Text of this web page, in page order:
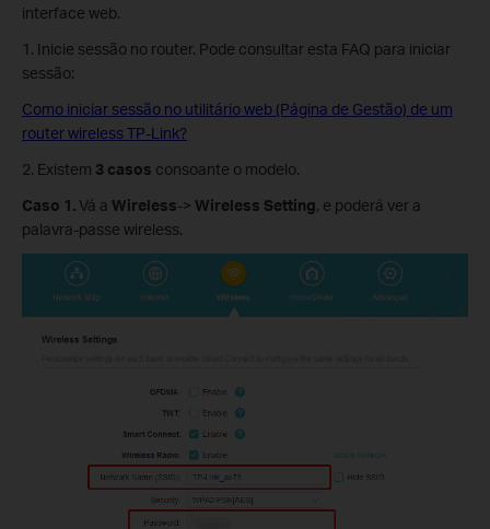
interface web.
1. Inicie sessão no router. Pode consultar esta FAQ para iniciar
sessão:
Como iniciar sessão no utilitário web (Página de Gestão) de um
router wireless TP-Link?
2. Existem 3 casos consoante o modelo.
Caso 1.Vá a Wireless-> Wireless Setting, e poderá ver a
palavra-passe wireless.